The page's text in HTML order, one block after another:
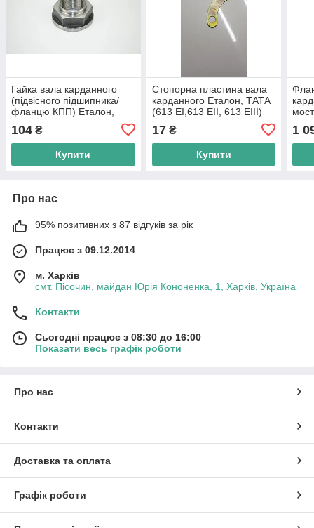
Гайка вала карданного
(підвісного підшипника/
фланцю КПП) Еталон,
ТАТА (613 EI,613 EII, 613
EIII), в-во Індія
104 ₴
Купити
Стопорна пластина вала
карданного Еталон, ТАТА
(613 EI,613 EII, 613 EIII)
17₴
Купити
во
1
Про нас
95% позитивних з 87 відгуків за рік
Працює з 09.12.2014
м. Харків
смт. Пісочин, майдан Юрія Кононенка, 1, Харків, Україна
Контакти
Сьогодні працює з 08:30 до 16:00
Показати весь графік роботи
Про нас
Контакти
Доставка та оплата
Графік роботи